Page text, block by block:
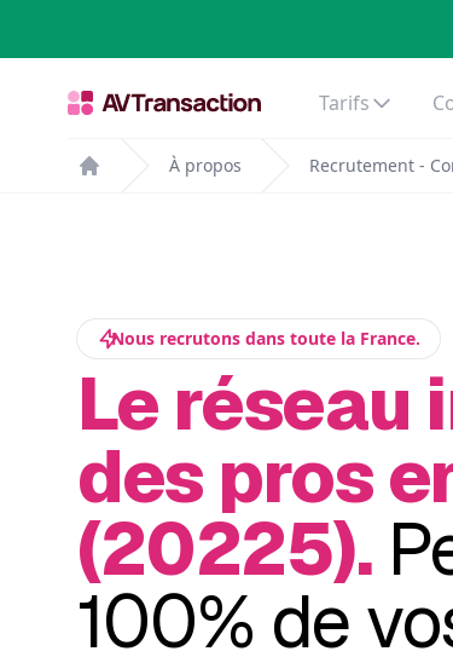
Tarifs
Home
À propos Recrutement -
Nous recrutons dans toute la France.
Le réseau
des pros
(20225).
100% de